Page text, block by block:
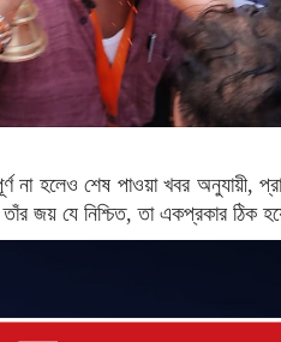
না হলেও শেষ পাওয়া খবর অনুযায়ী,
তাঁর জয় যে নিশ্চিত, তা একপ্রকার ঠিক